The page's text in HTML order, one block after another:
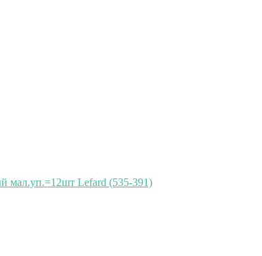
мал.уп.=12шт Lefard (535-391)